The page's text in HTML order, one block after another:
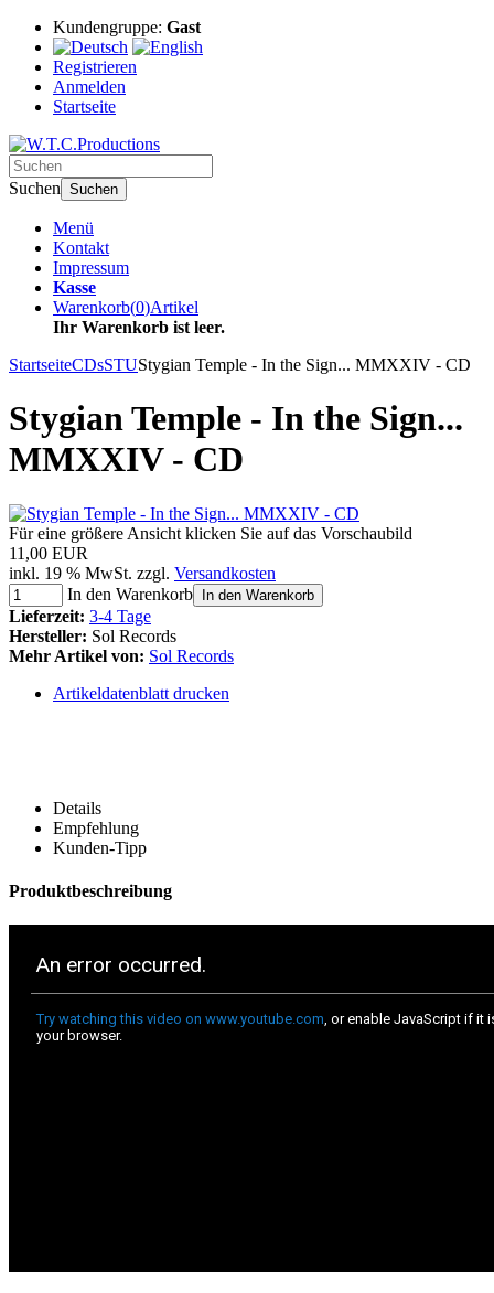
Kundengruppe: Gast
Registrieren
Anmelden
Startseite
Suchen Suchen
Menü
Kontakt
Impressum
Kasse
Warenkorb(0)Artikel
Ihr Warenkorb ist leer.
StartseiteCDsSTUStygian Temple - In the Sign... MMXXIV - CD
Stygian Temple - In the Sign...
MMXXIV - CD
Für eine größere Ansicht klicken Sie auf das Vorschaubild
11,00 EUR
inkl. 19 % MwSt. zzgl. Versandkosten
In den Warenkorb
In den Warenkorb
Lieferzeit: 3-4 Tage
Hersteller: Sol Records
Mehr Artikel von: Sol Records
Artikeldatenblatt drucken
Details
Empfehlung
Kunden-Tipp
Produktbeschreibung